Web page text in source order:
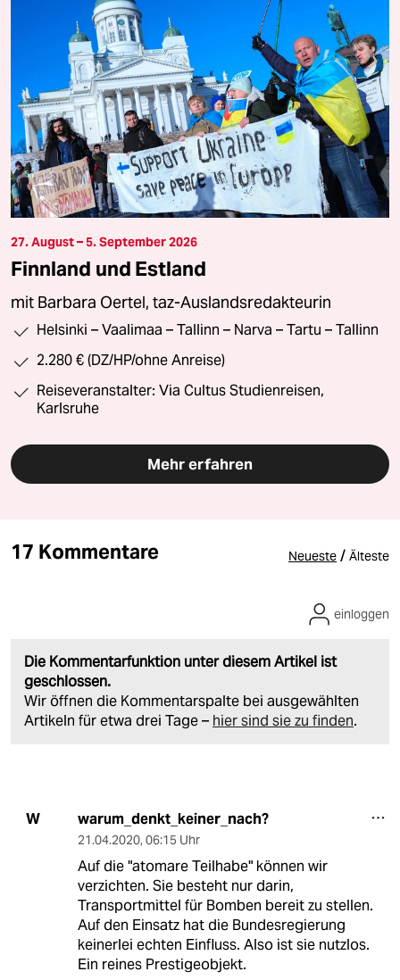
27. August – 5. September 2026
Finnland und Estland
mit Barbara Oertel, taz-Auslandsredakteurin
Helsinki – Vaalimaa – Tallinn – Narva – Tartu – Tallinn
2.280 € (DZ/HP/ohne Anreise)
Reiseveranstalter: Via Cultus Studienreisen,
Karlsruhe
Mehr erfahren
17 Kommentare Neueste / Älteste
Die Kommentarfunktion unter diesem Artikel ist
geschlossen.
Wir öffnen die Kommentarspalte bei ausgewählten
Artikeln für etwa drei Tage – hier sind sie zu finden.
einloggen
W warum_denkt_keiner_nach?
21.04.2020, 06:15 Uhr
Auf die "atomare Teilhabe" können wir
verzichten. Sie besteht nur darin,
Transportmittel für Bomben bereit zu stellen.
Auf den Einsatz hat die Bundesregierung
keinerlei echten Einfluss. Also ist sie nutzlos.
Ein reines Prestigeobjekt.